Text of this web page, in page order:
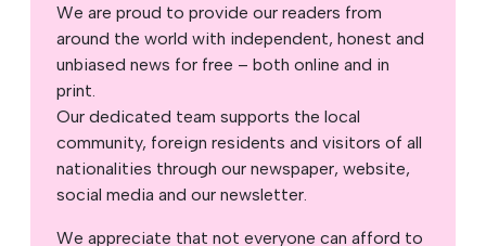
We are proud to provide our readers from
around the world with independent, honest and
unbiased news for free – both online and in
print.
Our dedicated team supports the local
community, foreign residents and visitors of all
nationalities through our newspaper, website,
social media and our newsletter.
We appreciate that not everyone can afford to